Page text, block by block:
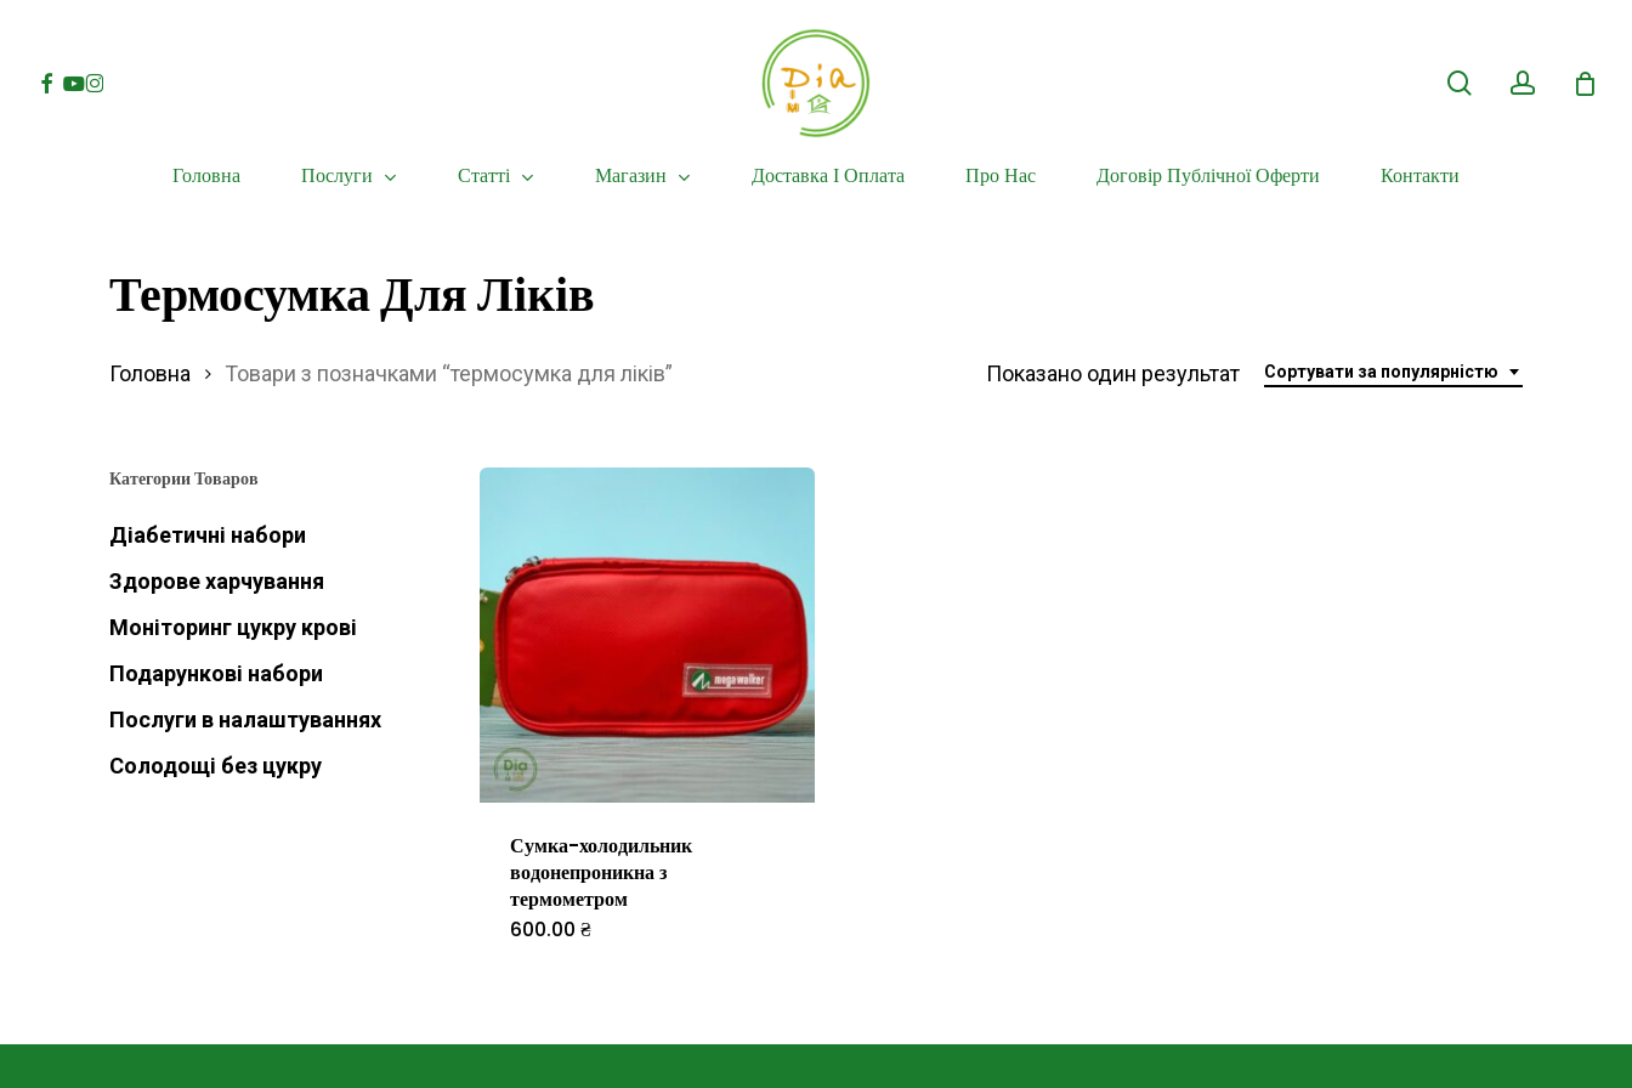
mainFacebook
Youtube
Instagram
Головна Послуги Статті Магазин Доставка І Оплата Про Нас Договір Публічної Оферти Контакти
Термосумка Для Ліків
Сортувати за популярністю
Показано один результат
Головна Товари з позначками “термосумка для ліків”
Категории Товаров
Діабетичні набори
Здорове харчування
Моніторинг цукру крові
Подарункові набори
Послуги в налаштуваннях
Солодощі без цукру
Сумка-холодильник
водонепроникна з
термометром
600.00₴
кілька